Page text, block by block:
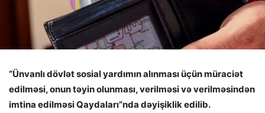
“Ünvanlı dövlət sosial yardımın alınması üçün müraciət
edilməsi, onun təyin olunması, verilməsi və verilməsindən
imtina edilməsi Qaydaları”nda dəyişiklik edilib.